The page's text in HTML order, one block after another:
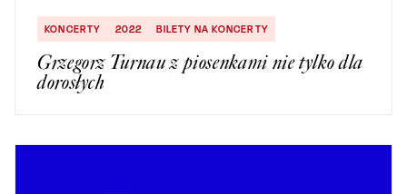
KONCERTY 2022 BILETY NA KONCERTY
Grzegorz Turnau z piosenkami nie tylko dla
dorosłych